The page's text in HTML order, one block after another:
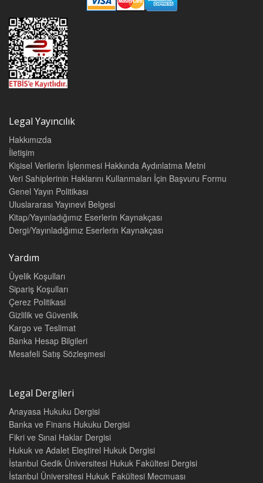
Legal Yayıncılık
Hakkımızda
İletişim
Kişisel Verilerin İşlenmesi Hakkında Aydınlatma Metni
Veri Sahiplerinin Haklarını Kullanmaları İçin Başvuru Formu
Genel Yayın Politikası
Uluslararası Yayınevi Belgesi
Kitap/Yayınladığımız Eserlerin Kaynakçası
Dergi/Yayınladığımız Eserlerin Kaynakçası
Yardım
Üyelik Koşulları
Sipariş Koşulları
Çerez Politikasi
Gizlilik ve Güvenlik
Kargo ve Teslimat
Banka Hesap Bilgileri
Mesafeli Satış Sözleşmesi
Legal Dergileri
Anayasa Hukuku Dergisi
Banka ve Finans Hukuku Dergisi
Fikri ve Sınai Haklar Dergisi
Hukuk ve Adalet Eleştirel Hukuk Dergisi
İstanbul Gedik Üniversitesi Hukuk Fakültesi Dergisi
İstanbul Üniversitesi Hukuk Fakültesi Mecmuası